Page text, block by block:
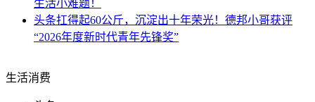
生活小难题！
头条扛得起60公斤，沉淀出十年荣光！德邦小哥获评
“2026年度新时代青年先锋奖”
生活消费